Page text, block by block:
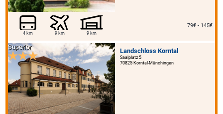
4 km 9 km 9 km
79€ - 145€
Landschloss Korntal
Saalplatz 5
70825 Korntal-Münchingen
Superior